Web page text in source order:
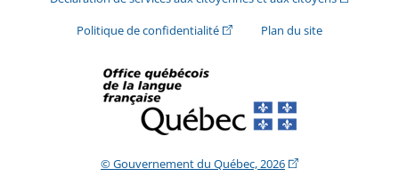
Politique de confidentialité(Cet hyperlien externe s'ouvrira
Plan du site
© Gouvernement du Québec, 2026(Cet hyperlien